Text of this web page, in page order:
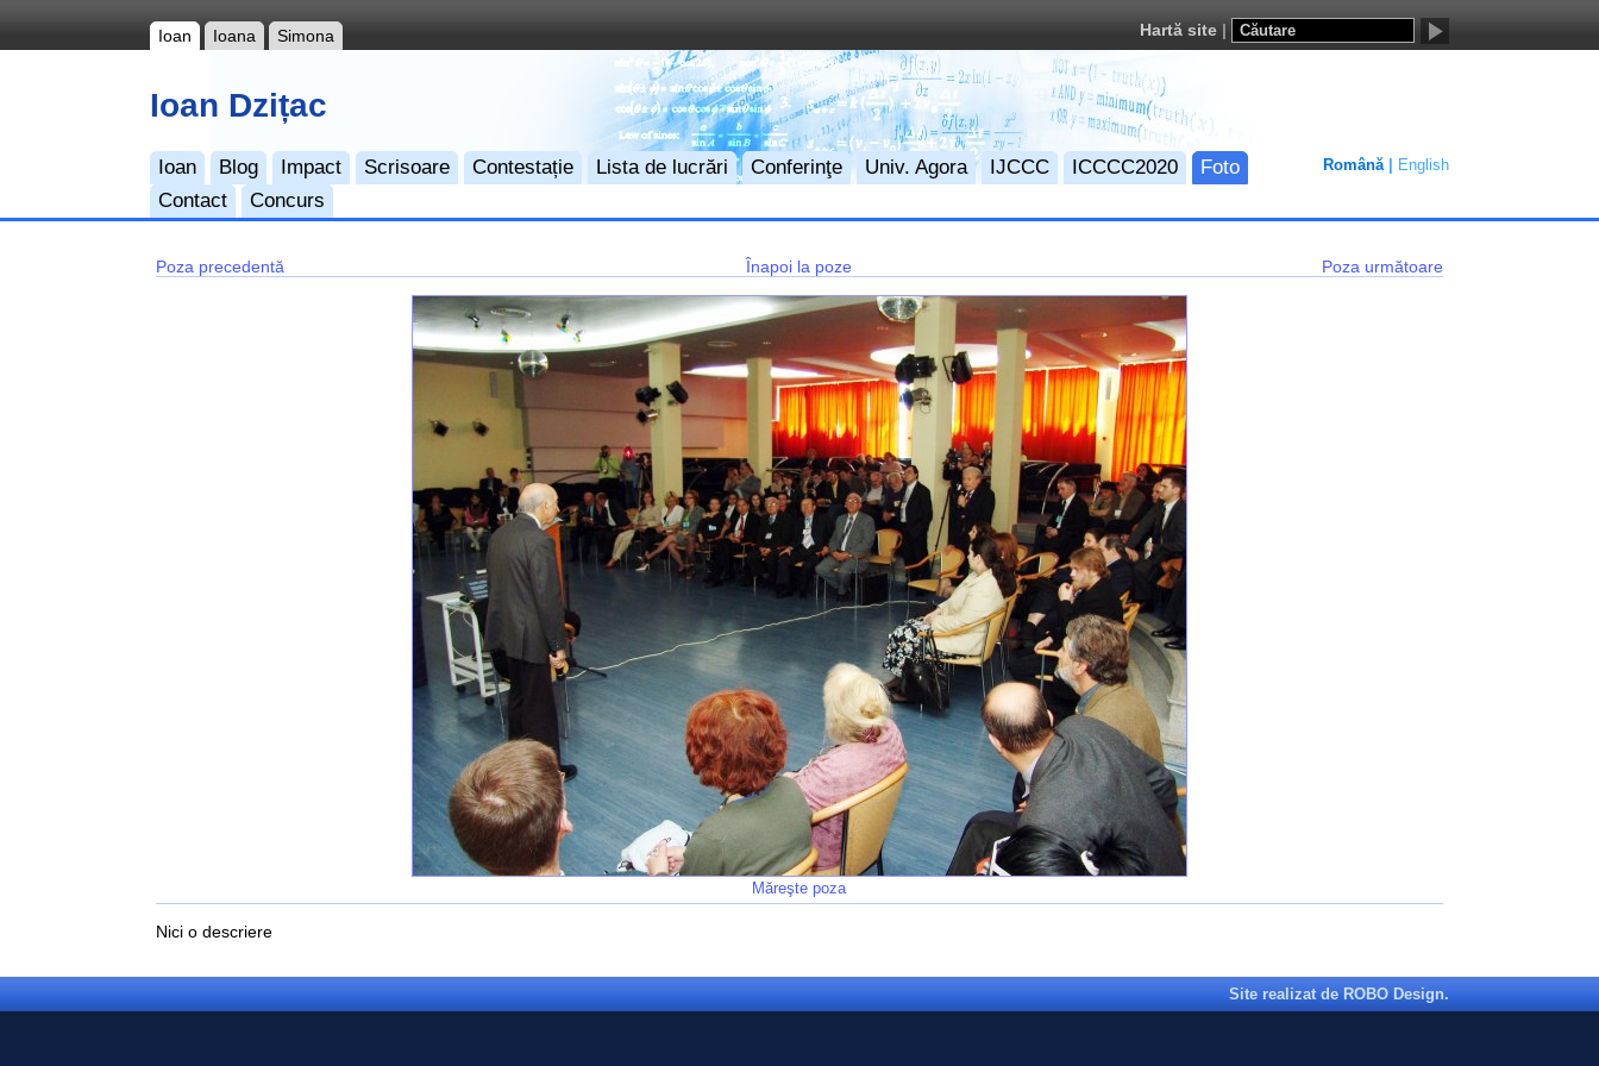
Ioan Ioana Simona Hartă site
Ioan Dzițac
Română English
Ioan Blog Impact Scrisoare Contestație Lista de lucrări Conferinţe Univ. Agora IJCCC ICCCC2020
Foto
Contact
Concurs
Poza precedentă Poza următoare
Înapoi la poze
Măreşte poza
Nici o descriere
Site realizat de ROBO Design.